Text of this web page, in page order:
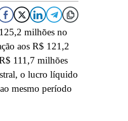
milhões no
aos R$ 121,2
111,7 milhões
o lucro líquido
mesmo período